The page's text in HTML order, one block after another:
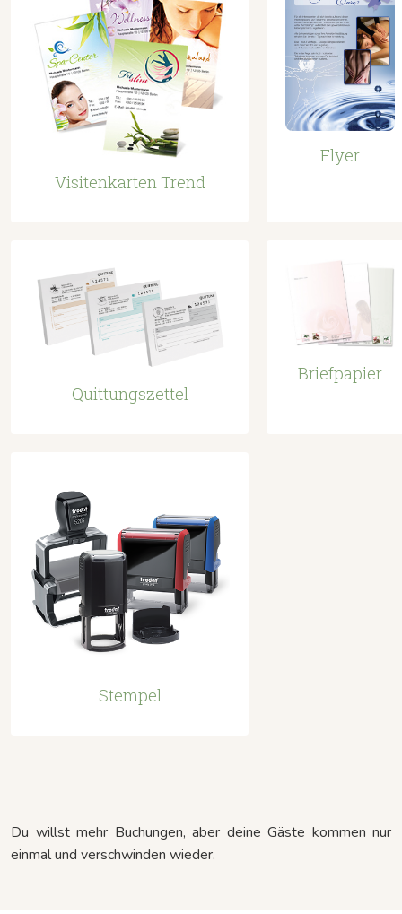
Visitenkarten Trend
Flyer
Quittungszettel
Briefpapier
Stempel
Du willst mehr Buchungen, aber deine Gäste kommen nur
einmal und verschwinden wieder.